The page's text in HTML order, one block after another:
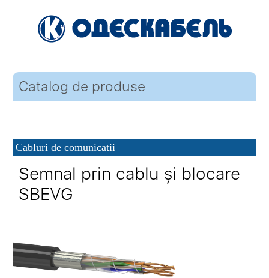
Catalog de produse
Cabluri de comunicatii
Semnal prin cablu și blocare
SBEVG